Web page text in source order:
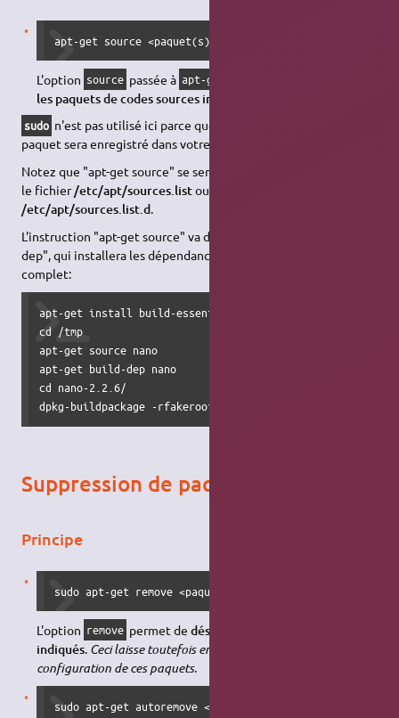
apt-get source <paquet(s)>
L'option source passée à apt-get
les paquets de codes sources indiqués
sudo n'est pas utilisé ici parce que ce n'est pas nécessaire. Le
paquet sera enregistré dans votre
Notez que "apt-get source" se sert des entrées "deb-src" dans
le fichier/etc/apt/sources.listou autres dans
/etc/apt/sources.list.d.
L'instruction "apt-get source" va de pair avec "apt-get build-
dep", qui installera les dépendances du paquet. Exemple
complet:
apt-get install build-essential fakeroot
cd /tmp
apt-get source nano
apt-get build-dep nano
cd nano-2.2.6/
dpkg-buildpackage -rfakeroot -us -b
Suppression de paquets
Principe
sudo apt-get remove <paquets(s)>
L'option remove permet de désinstaller les paquets
indiqués. Ceci laisse toutefois en place les fichiers de
configuration de ces paquets.
sudo apt-get autoremove <paquets(s)>